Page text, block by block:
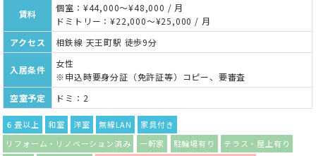
賃料
個室：¥44,000～¥48,000 / 月
ドミトリー：¥22,000～¥25,000 / 月
アクセス
相鉄線 天王町駅 徒歩9分
入居条件
女性
※申込時要身分証（免許証等）コピー、要審査
空室予定
ドミ：2
６畳以上 和室 洋室 無線LAN
家具付き
リフォーム・リノベーション済み
一軒家 駐輪場有り
テラス・屋上有り